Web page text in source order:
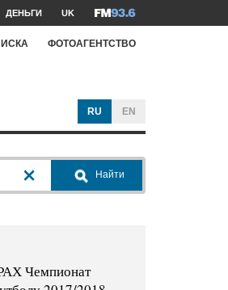
ДЕНЬГИ UK
ФОТОАГЕНТСТВО
RU EN
Найти
Чемпионат